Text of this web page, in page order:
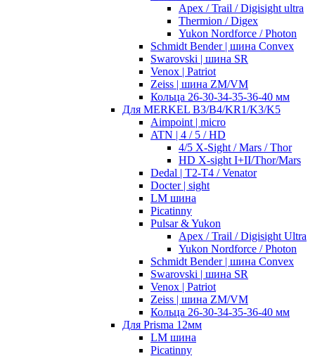
Apex / Trail / Digisight ultra
Thermion / Digex
Yukon Nordforce / Photon
Schmidt Bender | шина Convex
Swarovski | шина SR
Venox | Patriot
Zeiss | шина ZM/VM
Кольца 26-30-34-35-36-40 мм
Для MERKEL B3/B4/KR1/K3/K5
Aimpoint | micro
ATN | 4 / 5 / HD
4/5 X-Sight / Mars / Thor
HD X-sight I+II/Thor/Mars
Dedal | T2-T4 / Venator
Docter | sight
LM шина
Picatinny
Pulsar & Yukon
Apex / Trail / Digisight Ultra
Yukon Nordforce / Photon
Schmidt Bender | шина Convex
Swarovski | шина SR
Venox | Patriot
Zeiss | шина ZM/VM
Кольца 26-30-34-35-36-40 мм
Для Prisma 12мм
LM шина
Picatinny